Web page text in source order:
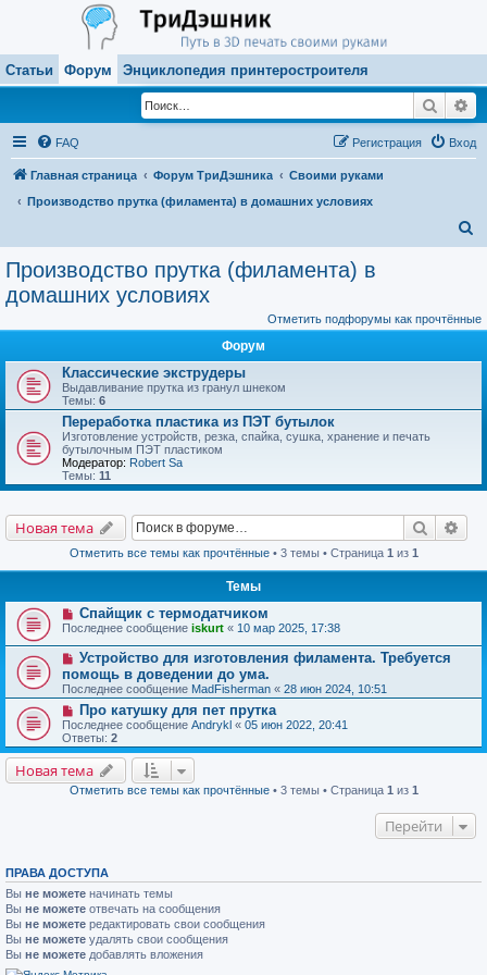
Статьи Форум Энциклопедия принтеростроителя
Поиск
FAQ Вход
Регистрация
Главная страница Форум ТриДэшника
Своими руками
Производство прутка (филамента) в домашних условиях
к
Производство прутка (филамента) в
домашних условиях
Отметить подфорумы как прочтённые
Форум
Классические экструдеры
Выдавливание прутка из гранул шнеком
Темы: 6
Переработка пластика из ПЭТ бутылок
Изготовление устройств, резка, спайка, сушка, хранение и печать
бутылочным ПЭТ пластиком
Модератор: Robert Sa
Темы: 11
Новая тема Поиск
Отметить все темы как прочтённые• 3 темы • Страница 1 из 1
Темы
Спайщик с термодатчиком
Последнее сообщение iskurt « 10 мар 2025, 17:38
Устройство для изготовления филамента. Требуется
помощь в доведении до ума.
Последнее сообщение MadFisherman « 28 июн 2024, 10:51
Про катушку для пет прутка
Последнее сообщение Andrykl « 05 июн 2022, 20:41
Ответы: 2
Новая тема
Отметить все темы как прочтённые• 3 темы • Страница 1 из 1
Перейти
ПРАВА ДОСТУПА
Вы не можете начинать темы
Вы не можете отвечать на сообщения
Вы не можете редактировать свои сообщения
Вы не можете удалять свои сообщения
Вы не можете добавлять вложения